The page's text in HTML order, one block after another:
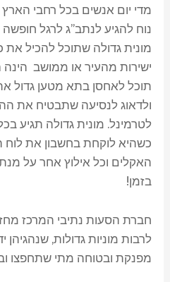
מדי יום אנשים בכל רחבי
נוח להגיע לנתב"ג לרגל
מונית גדולה שתוכל להכיל את
ישירות מהעיר או ממושב
תוכל לאחסן בתא מטען גדול
ולדאוג לנסיעה שתבטיח את
לטרמינל. מונית גדולה תגיע
כשהיא לוקחת בחשבון את לוח
האקלים וכל אילוץ אחר על
בזמן!
חברת הסעות נתיבי המרכז
לרבות מוניות גדולות, שנהגיהן
מפנקת ובטוחה מתי שתחפצו